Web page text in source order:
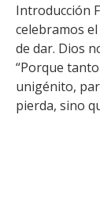
Introducción
celebramos
de dar. Dios
“Porque
unigénito,
pierda, sino